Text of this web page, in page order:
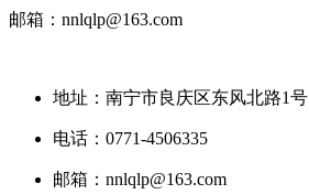
邮箱：nnlqlp@163.com
地址：南宁市良庆区东风北路1号
电话：0771-4506335
邮箱：nnlqlp@163.com